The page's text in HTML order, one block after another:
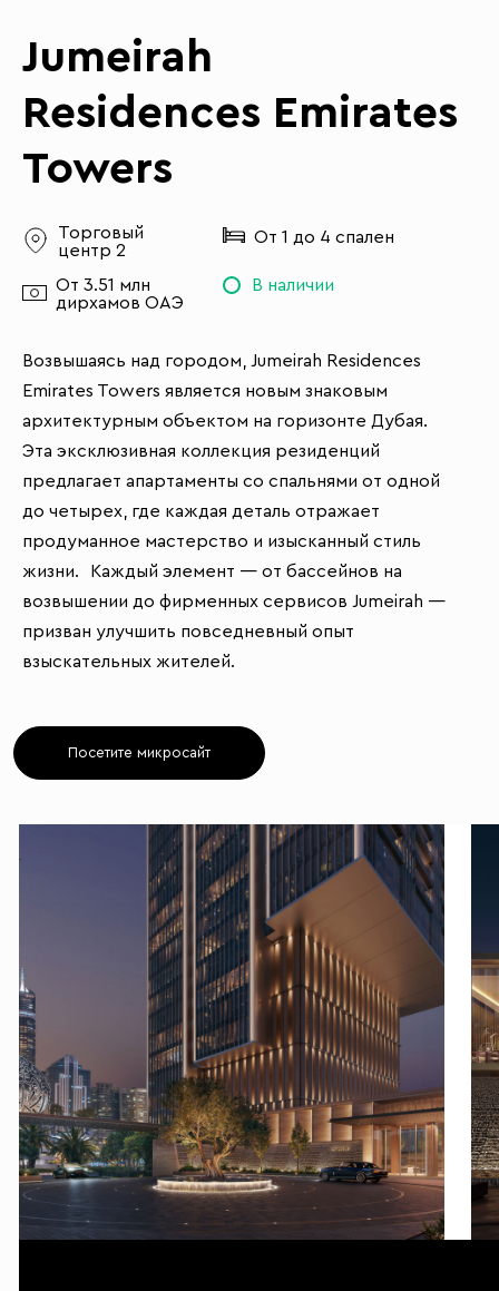
Jumeirah
Residences Emirates
Towers
Торговый
центр 2
От 1 до 4 спален
От 3.51 млн
дирхамов ОАЭ
В наличии
Возвышаясь над городом, Jumeirah Residences
Emirates Towers является новым знаковым
архитектурным объектом на горизонте Дубая.
Эта эксклюзивная коллекция резиденций
предлагает апартаменты со спальнями от одной
до четырех, где каждая деталь отражает
продуманное мастерство и изысканный стиль
жизни. Каждый элемент — от бассейнов на
возвышении до фирменных сервисов Jumeirah —
призван улучшить повседневный опыт
взыскательных жителей.
Посетите микросайт